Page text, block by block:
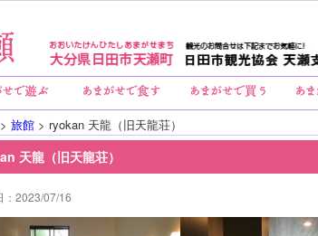
> 旅館 > ryokan 天龍（旧天龍荘）
天龍（旧天龍荘）
：2023/07/16